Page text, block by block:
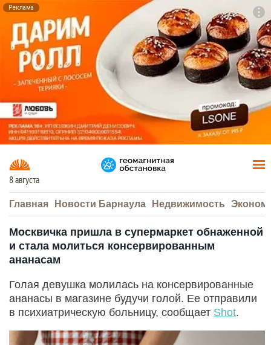
Реклама
8 августа
Главная Новости Барнаула Недвижимость
Москвичка пришла в супермаркет обнаженной
и стала молиться консервированным
ананасам
Голая девушка молилась на консервированные
ананасы в магазине будучи голой. Ее отправили
в психиатрическую больницу, сообщает Shot.